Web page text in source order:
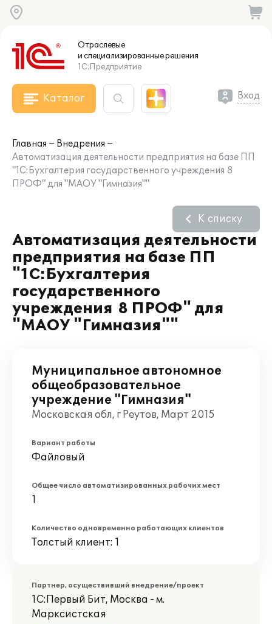
Отраслевые
и специализированныерешения
1С:Предприятие
Каталог Вход
Главная
Внедрения
Автоматизация деятельности предприятия на базе ПП
"1С:Бухгалтерия государственного учреждения 8
ПРОФ" для "МАОУ "Гимназия""
Автоматизация деятельности
предприятия на базе ПП
"1С:Бухгалтерия
государственного
учреждения 8 ПРОФ" для
"МАОУ "Гимназия""
К списку
Муниципальное автономное
общеобразовательное
учреждение "Гимназия"
Московская обл, г Реутов, Март 2015
Вариант работы
Файловый
Общее число автоматизированных рабочих мест
1
Количество одновременно работающих клиентов
Толстый клиент: 1
Партнер, осуществивший внедрение/проект
1С:Первый Бит, Москва - м.
Марксистская